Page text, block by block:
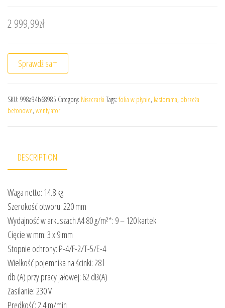
2 999,99zł
Sprawdź sam
SKU: 998a94b68985 Category: Niszczarki Tags: folia w płynie, kastorama, obrzeża
betonowe, wentylator
DESCRIPTION
Waga netto: 14.8 kg
Szerokość otworu: 220 mm
Wydajność w arkuszach A4 80 g/m²*: 9 – 120 kartek
Cięcie w mm: 3 x 9 mm
Stopnie ochrony: P-4/F-2/T-5/E-4
Wielkość pojemnika na ścinki: 28 l
db (A) przy pracy jałowej: 62 dB(A)
Zasilanie: 230 V
Prędkość: 2.4 m/min